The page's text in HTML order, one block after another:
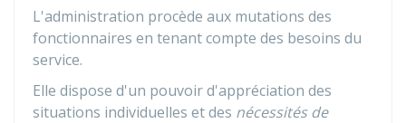
L'administration procède aux mutations des
fonctionnaires en tenant compte des besoins du
service.
Elle dispose d'un pouvoir d'appréciation des
situations individuelles et des nécessités de